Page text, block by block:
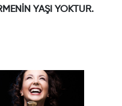
YAŞI YOKTUR.